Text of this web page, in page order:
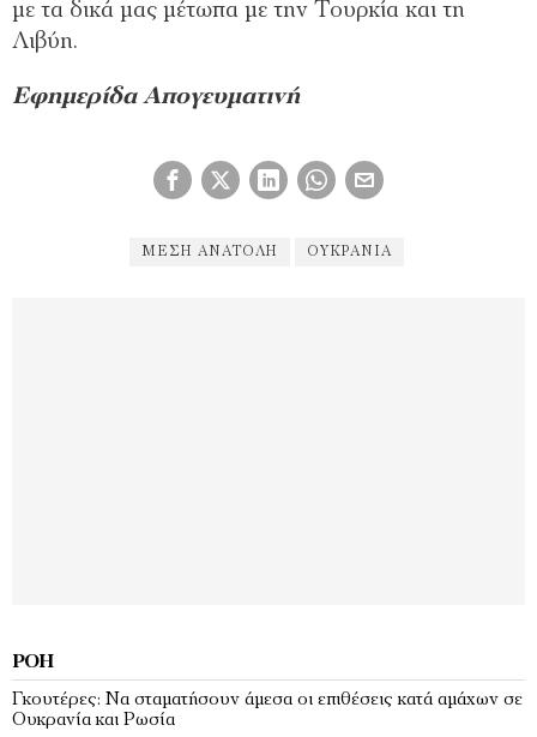
με τα δικά μας μέτωπα με την Τουρκία και τη
Λιβύη.
Εφημερίδα Απογευματινή
ΜΕΣΗ ΑΝΑΤΟΛΉ ΟΥΚΡΑΝΊΑ
ΡΟΉ
Γκουτέρες: Να σταματήσουν άμεσα οι επιθέσεις κατά αμάχων σε
Ουκρανία και Ρωσία